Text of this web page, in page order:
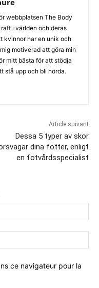
webbplatsen The Body
i världen och deras
kvinnor har en unik och
motiverad att göra min
mitt bästa för att stödja
stå upp och bli hörda.
Article suivant
Dessa 5 typer av skor
dina fötter, enligt
en fotvårdsspecialist
:*
:*
ce navigateur pour la